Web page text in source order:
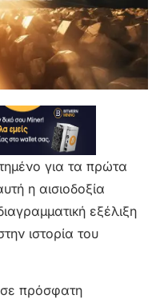
για τα πρώτα
η αισιοδοξία
εξέλιξη
ιστορία του
σε πρόσφατη